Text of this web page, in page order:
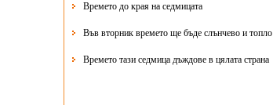
Времето до края на седмицата
Във вторник времето ще бъде слънчево и топло
Времето тази седмица дъждове в цялата страна